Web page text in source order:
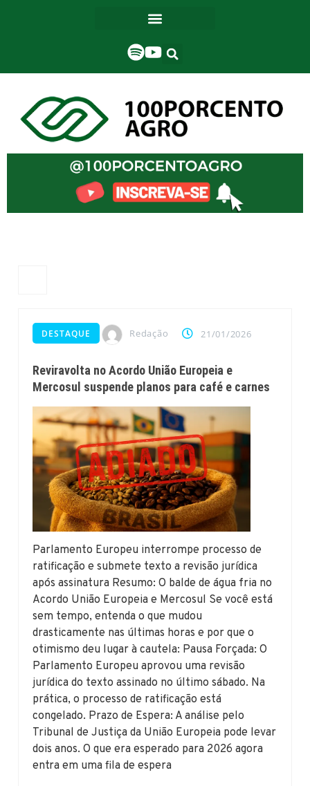
DESTAQUE Redação 21/01/2026
Reviravolta no Acordo União Europeia e
Mercosul suspende planos para café e carnes
Parlamento Europeu interrompe processo de
ratificação e submete texto a revisão jurídica
após assinatura Resumo: O balde de água fria no
Acordo União Europeia e Mercosul Se você está
sem tempo, entenda o que mudou
drasticamente nas últimas horas e por que o
otimismo deu lugar à cautela: Pausa Forçada: O
Parlamento Europeu aprovou uma revisão
jurídica do texto assinado no último sábado. Na
prática, o processo de ratificação está
congelado. Prazo de Espera: A análise pelo
Tribunal de Justiça da União Europeia pode levar
dois anos. O que era esperado para 2026 agora
entra em uma fila de espera